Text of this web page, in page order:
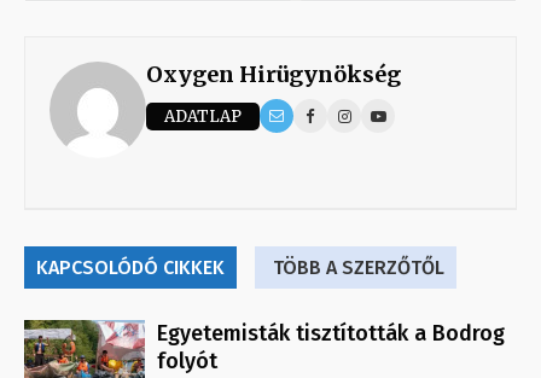
Oxygen Hirügynökség
ADATLAP
KAPCSOLÓDÓ CIKKEK TÖBB A SZERZŐTŐL
Egyetemisták tisztították a Bodrog
folyót